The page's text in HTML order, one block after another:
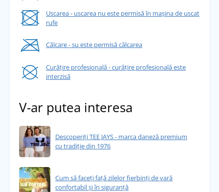
Uscarea - uscarea nu este permisă în mașina de uscat
rufe
Călcare - su este permisă călcarea
Curățire profesională - curățire profesională este
interzisă
V-ar putea interesa
Descoperiți TEE JAYS - marca daneză premium
cu tradiție din 1976
Cum să faceți față zilelor fierbinți de vară
confortabil și în siguranță